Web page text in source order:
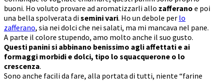
buoni. Ho voluto provare ad aromatizzarli allo zafferano e poi
una bella spolverata disemini vari. Ho un debole per lo
zafferano, sia nei dolci che nei salati, ma mi mancava nel pane.
A parte il colore stupendo, amo molto anche il suo gusto.
Questi panini si abbinano benissimo agli affettati e ai
formaggi morbidi e dolci, tipo lo squacquerone o lo
crescenza.
Sono anche facili da fare, alla portata di tutti, niente “farine